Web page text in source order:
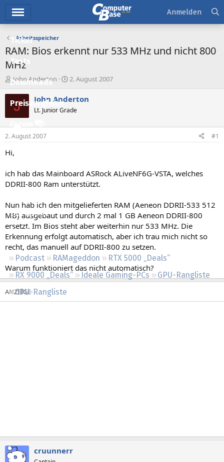
Ticker
Tests
Downloads
Preisvergleich
Forum
Aktuelles
Neue Beiträge
Leserartikel
Regeln
Podcast RAMageddon
RTX 5000 „Deals“
RX 9000 „Deals“
Ideale Gaming-PCs
GPU-Rangliste
CPU-Rangliste
Anmelden
Arbeitsspeicher
RAM: Bios erkennt nur 533 MHz und nicht 800
MHz
E
r
s
t
l
e
John Anderton
E
s
e
t
2. August 2007
J John Anderton
Lt. Junior Grade
2. August 2007 #1
Hi,
ich hab das Mainboard ASRock ALiveNF6G-VSTA, welches
DDRII-800 Ram unterstützt.
Nun hab ich den mitgelieferten RAM (Aeneon DDRII-533 512
MB) ausgebaut und durch 2 mal 1 GB Aeneon DDRII-800
ersetzt. Im Bios steht aber weiterhin nur 533 MHz. Die
Erkennung erfolgt automatisch, aber ich trau mich nicht so
recht, das manuell auf DDRII-800 zu setzen.
Warum funktioniert das nicht automatisch?
cruunnerr